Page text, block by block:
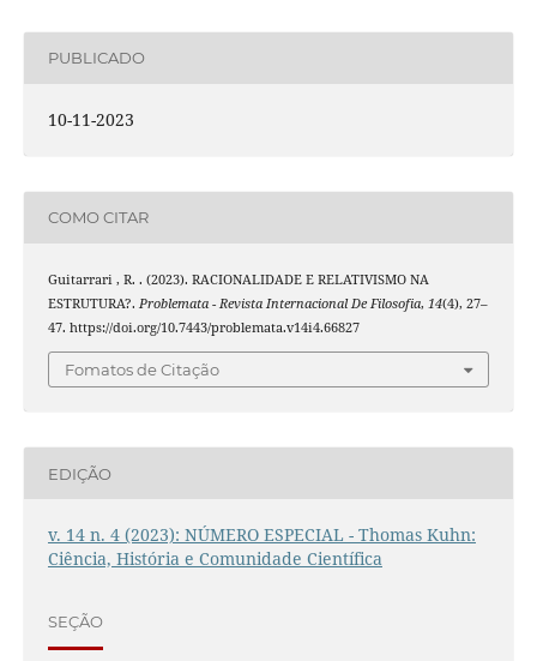
PUBLICADO
10-11-2023
COMO CITAR
Guitarrari , R. . (2023). RACIONALIDADE E RELATIVISMO NA
ESTRUTURA?. Problemata - Revista Internacional De Filosofia, 14(4), 27–
47. https://doi.org/10.7443/problemata.v14i4.66827
Fomatos de Citação
EDIÇÃO
v. 14 n. 4 (2023): NÚMERO ESPECIAL - Thomas Kuhn:
Ciência, História e Comunidade Científica
SEÇÃO